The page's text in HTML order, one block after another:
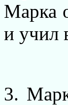
Марка
и учил
3.